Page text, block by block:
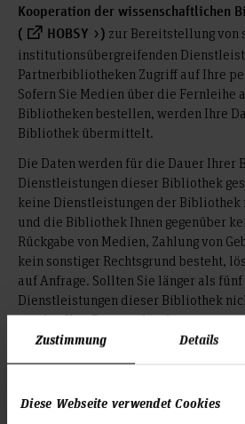
Zustimmung Details
Diese Webseite verwendet Cookies
Kooperation der wissenschaftlichen
(
HOBSY ) zur Bereitstellung von
institutionsübergreifenden
Partnerbibliotheken Zugriff auf Ihre
Sofern Sie Medien über die Fernleihe
Bibliotheken bestellen, werden Ihre
Bibliothek übermittelt.
Die Daten werden für die Dauer Ihrer
Dienstleistungen dieser Bibliothek
keine Dienstleistungen der Bibliothek
und die Bibliothek Ihnen gegenüber
Rückgabe von Medien, Zahlung von
kein sonstiger Rechtsgrund besteht,
auf Anfrage. Sollten Sie länger als fünf
Dienstleistungen dieser Bibliothek
werden Ihre Daten gelöscht.
(5):
Berichtigung oder Löschung oder auf